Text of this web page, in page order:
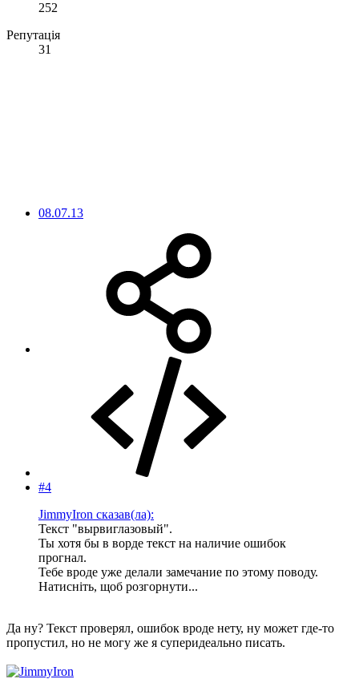
252
Репутація
31
08.07.13
#4
JimmyIron сказав(ла):
Текст "вырвиглазовый".
Ты хотя бы в ворде текст на наличие ошибок
прогнал.
Тебе вроде уже делали замечание по этому поводу.
Натисніть, щоб розгорнути...
Да ну? Текст проверял, ошибок вроде нету, ну может где-то
пропустил, но не могу же я суперидеально писать.